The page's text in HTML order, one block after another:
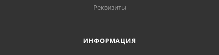
Реквизиты
ИНФОРМАЦИЯ